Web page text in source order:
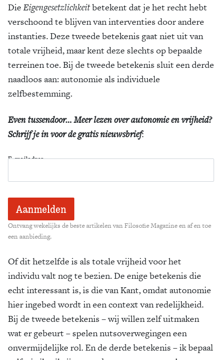
Die Eigengesetzlichkeitbetekent dat je het recht hebt
verschoond te blijven van interventies door andere
instanties. Deze tweede betekenis gaat niet uit van
totale vrijheid, maar kent deze slechts op bepaalde
terreinen toe. Bij de tweede betekenis sluit een derde
naadloos aan: autonomie als individuele
zelfbestemming.
Even tussendoor… Meer lezen over autonomie en vrijheid?
Schrijf je in voor de gratis nieuwsbrief:
E-mailadres
Ontvang wekelijks de beste artikelen van Filosofie Magazine en af en toe
een aanbieding.
Of dit hetzelfde is als totale vrijheid voor het
individu valt nog te bezien. De enige betekenis die
echt interessant is, is die van Kant, omdat autonomie
hier ingebed wordt in een context van redelijkheid.
Bij de tweede betekenis – wij willen zelf uitmaken
wat er gebeurt – spelen nutsoverwegingen een
onvermijdelijke rol. En de derde betekenis – ik bepaal